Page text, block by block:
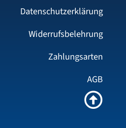
Datenschutzerklärung
Widerrufsbelehrung
Zahlungsarten
AGB